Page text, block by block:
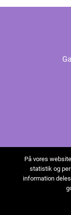
På vores
statistik og
information